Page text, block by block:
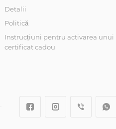
Detalii
Politică
Instrucțiuni pentru activarea unui
certificat cadou